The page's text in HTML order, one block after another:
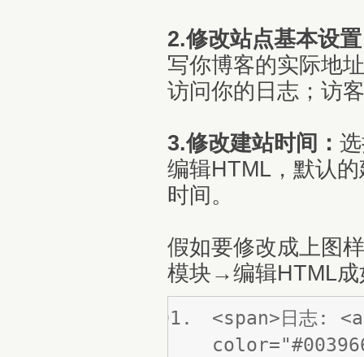
2.修改站点基本设
写你博客的实际地
访问你的日志；访
3.修改建站时间：
编辑HTML，默认
时间。
假如要修改成上图
模块→编辑HTML成
<span>日志: